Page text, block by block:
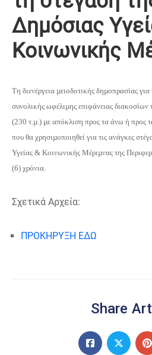
∆ηµόσιας
Κοινωνικής
Τη διενέργεια µειοδοτικής δηµοπρασίας
συνολικής ωφέλιµης επιφάνειας διακοσίων
(230 τ.µ.) µε απόκλιση προς τα άνω ή προς
που θα χρησιµοποιηθεί για τις ανάγκες
Υγείας & Κοινωνικής Μέριµνας της
(6) χρόνια.
Σχετικά Αρχεία:
ΠΡΟΚΗΡΥΞΗ ΕΔΩ
Share